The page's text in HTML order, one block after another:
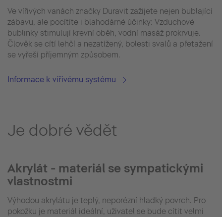
Ve vířivých vanách značky Duravit zažijete nejen bublající
zábavu, ale pocítíte i blahodárné účinky: Vzduchové
bublinky stimulují krevní oběh, vodní masáž prokrvuje.
Člověk se cítí lehčí a nezatížený, bolesti svalů a přetažení
se vyřeší příjemným způsobem.
Informace k vířivému systému
Je dobré vědět
Akrylát - materiál se sympatickými
vlastnostmi
Výhodou akrylátu je teplý, neporézní hladký povrch. Pro
pokožku je materiál ideální, uživatel se bude cítit velmi